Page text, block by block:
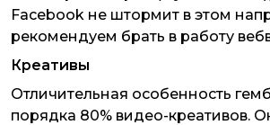
Facebook не штормит в этом
рекомендуем брать в работу
Креативы
Отличительная особенность
порядка 80% видео-креативов.